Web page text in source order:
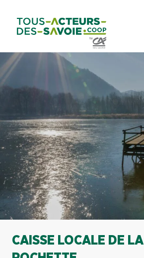
contenu
principal
CAISSE LOCALE DE LA